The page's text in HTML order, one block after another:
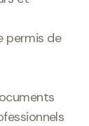
permis de